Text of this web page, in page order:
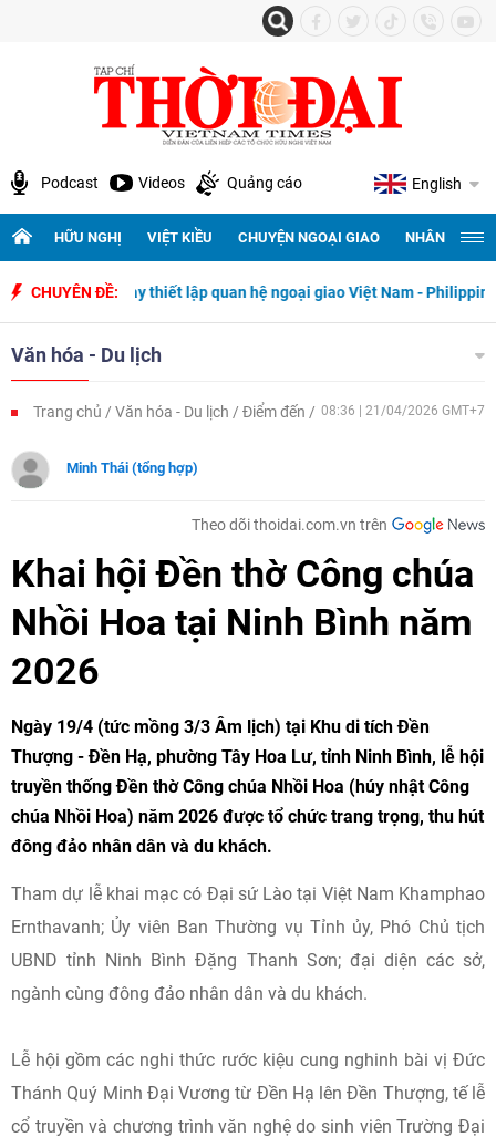
Podcast Videos Quảng cáo English
HỮU NGHỊ VIỆT KIỀU CHUYỆN NGOẠI GIAO NHÂN
CHUYÊN ĐỀ:
năm ngày thiết lập quan hệ ngoại giao Việt Nam - Philippines
Văn hóa - Du lịch
Trang chủ Văn hóa - Du lịch Điểm đến 08:36 | 21/04/2026 GMT+7
Minh Thái (tổng hợp)
Theo dõi thoidai.com.vn trên
Khai hội Đền thờ Công chúa
Nhồi Hoa tại Ninh Bình năm
2026
Ngày 19/4 (tức mồng 3/3 Âm lịch) tại Khu di tích Đền
Thượng - Đền Hạ, phường Tây Hoa Lư, tỉnh Ninh Bình, lễ hội
truyền thống Đền thờ Công chúa Nhồi Hoa (húy nhật Công
chúa Nhồi Hoa) năm 2026 được tổ chức trang trọng, thu hút
đông đảo nhân dân và du khách.
Tham dự lễ khai mạc có Đại sứ Lào tại Việt Nam Khamphao
Ernthavanh; Ủy viên Ban Thường vụ Tỉnh ủy, Phó Chủ tịch
UBND tỉnh Ninh Bình Đặng Thanh Sơn; đại diện các sở,
ngành cùng đông đảo nhân dân và du khách.
Lễ hội gồm các nghi thức rước kiệu cung nghinh bài vị Đức
Thánh Quý Minh Đại Vương từ Đền Hạ lên Đền Thượng, tế lễ
cổ truyền và chương trình văn nghệ do sinh viên Trường Đại